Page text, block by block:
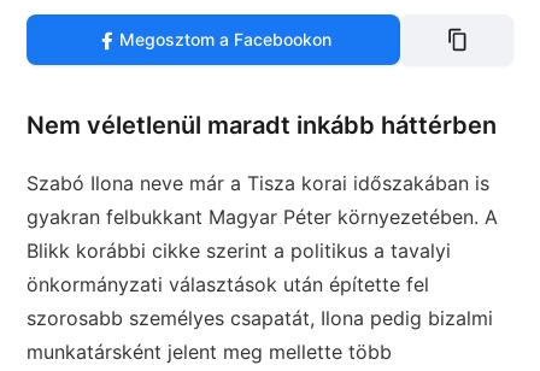
Megosztom a Facebookon
Nem véletlenül maradt inkább háttérben
Szabó Ilona neve már a Tisza korai időszakában is
gyakran felbukkant Magyar Péter környezetében. A
Blikk korábbi cikke szerint a politikus a tavalyi
önkormányzati választások után építette fel
szorosabb személyes csapatát, Ilona pedig bizalmi
munkatársként jelent meg mellette több